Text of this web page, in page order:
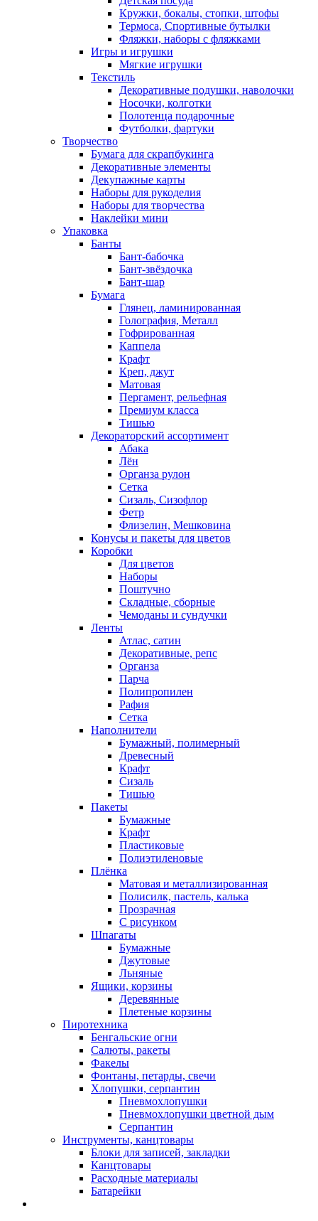
Кружки, бокалы, стопки, штофы
Термоса, Спортивные бутылки
Фляжки, наборы с фляжками
Игры и игрушки
Мягкие игрушки
Текстиль
Декоративные подушки, наволочки
Носочки, колготки
Полотенца подарочные
Футболки, фартуки
Творчество
Бумага для скрапбукинга
Декоративные элементы
Декупажные карты
Наборы для рукоделия
Наборы для творчества
Наклейки мини
Упаковка
Банты
Бант-бабочка
Бант-звёздочка
Бант-шар
Бумага
Глянец, ламинированная
Голография, Металл
Гофрированная
Каппела
Крафт
Креп, джут
Матовая
Пергамент, рельефная
Премиум класса
Тишью
Декораторский ассортимент
Абака
Лён
Органза рулон
Сетка
Сизаль, Сизофлор
Фетр
Флизелин, Мешковина
Конусы и пакеты для цветов
Коробки
Для цветов
Наборы
Поштучно
Складные, сборные
Чемоданы и сундучки
Ленты
Атлас, сатин
Декоративные, репс
Органза
Парча
Полипропилен
Рафия
Сетка
Наполнители
Бумажный, полимерный
Древесный
Крафт
Сизаль
Тишью
Пакеты
Бумажные
Крафт
Пластиковые
Полиэтиленовые
Плёнка
Матовая и металлизированная
Полисилк, пастель, калька
Прозрачная
С рисунком
Шпагаты
Бумажные
Джутовые
Льняные
Ящики, корзины
Деревянные
Плетеные корзины
Пиротехника
Бенгальские огни
Салюты, ракеты
Факелы
Фонтаны, петарды, свечи
Хлопушки, серпантин
Пневмохлопушки
Пневмохлопушки цветной дым
Серпантин
Инструменты, канцтовары
Блоки для записей, закладки
Канцтовары
Расходные материалы
Батарейки